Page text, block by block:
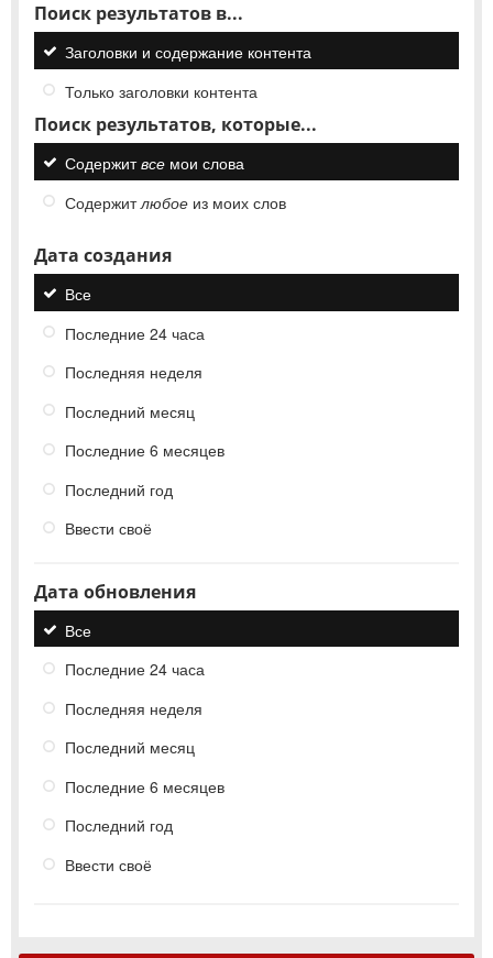
Поиск результатов в...
Заголовки и содержание контента
Только заголовки контента
Поиск результатов, которые...
Содержитвсе мои слова
Содержитлюбое из моих слов
Дата создания
Все
Последние 24 часа
Последняя неделя
Последний месяц
Последние 6 месяцев
Последний год
Ввести своё
Дата обновления
Все
Последние 24 часа
Последняя неделя
Последний месяц
Последние 6 месяцев
Последний год
Ввести своё